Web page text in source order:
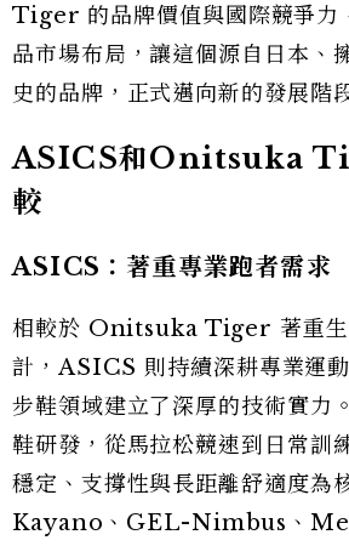
Tiger 的品牌價值與國際競爭力
品市場布局，讓這個源自日本、
史的品牌，正式邁向新的發展階
ASICS和Onitsuka
較
ASICS：著重專業跑者需求
相較於 Onitsuka Tiger 著重生
計，ASICS 則持續深耕專業運
步鞋領域建立了深厚的技術實力
鞋研發，從馬拉松競速到日常訓
穩定、支撐性與長距離舒適度為
Kayano、GEL-Nimbus、